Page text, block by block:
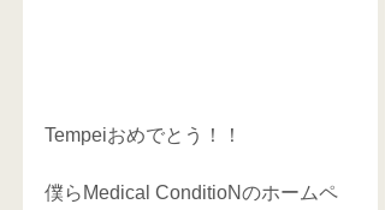
Tempeiおめでとう！！
僕らMedical ConditioNのホームペ